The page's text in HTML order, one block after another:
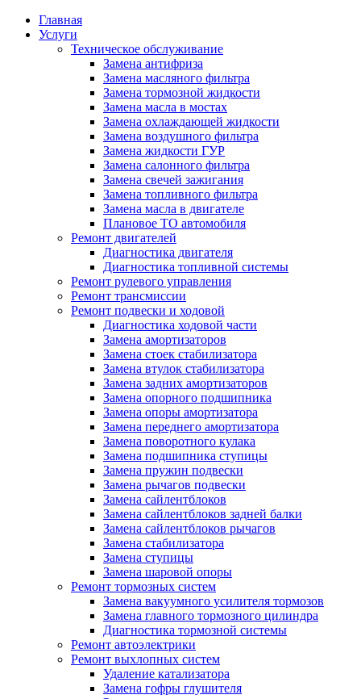
Главная
Услуги
Техническое обслуживание
Замена антифриза
Замена масляного фильтра
Замена тормозной жидкости
Замена масла в мостах
Замена охлаждающей жидкости
Замена воздушного фильтра
Замена жидкости ГУР
Замена салонного фильтра
Замена свечей зажигания
Замена топливного фильтра
Замена масла в двигателе
Плановое ТО автомобиля
Ремонт двигателей
Диагностика двигателя
Диагностика топливной системы
Ремонт рулевого управления
Ремонт трансмиссии
Ремонт подвески и ходовой
Диагностика ходовой части
Замена амортизаторов
Замена стоек стабилизатора
Замена втулок стабилизатора
Замена задних амортизаторов
Замена опорного подшипника
Замена опоры амортизатора
Замена переднего амортизатора
Замена поворотного кулака
Замена подшипника ступицы
Замена пружин подвески
Замена рычагов подвески
Замена сайлентблоков
Замена сайлентблоков задней балки
Замена сайлентблоков рычагов
Замена стабилизатора
Замена ступицы
Замена шаровой опоры
Ремонт тормозных систем
Замена вакуумного усилителя тормозов
Замена главного тормозного цилиндра
Диагностика тормозной системы
Ремонт автоэлектрики
Ремонт выхлопных систем
Удаление катализатора
Замена гофры глушителя